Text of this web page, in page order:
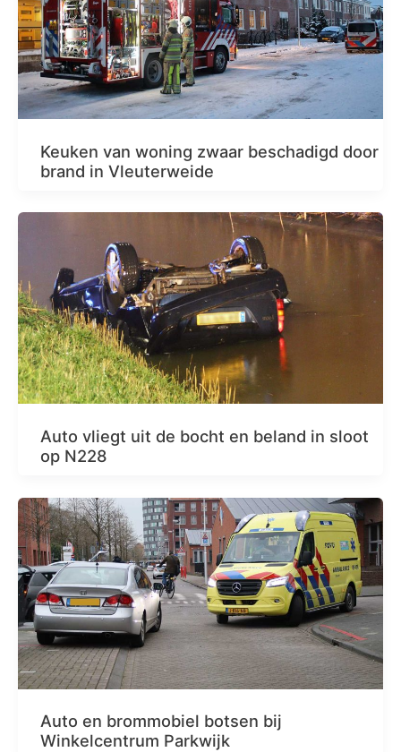
Keuken van woning zwaar beschadigd door
brand in Vleuterweide
Auto vliegt uit de bocht en beland in sloot
op N228
Auto en brommobiel botsen bij
Winkelcentrum Parkwijk